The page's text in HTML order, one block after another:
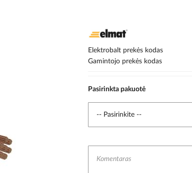
Elektrobalt prekės kodas
Gamintojo prekės kodas
Pasirinkta pakuotė